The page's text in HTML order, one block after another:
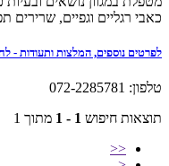
כאבי רגליים וגפיים, שרירים
לפרטים נוספים, המלצות ותעודות -
טלפון: 072-2285781
תוצאות חיפוש 1 - 1
מתוך 1
<<